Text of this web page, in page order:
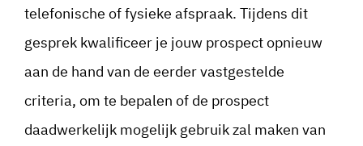
telefonische of fysieke afspraak. Tijdens dit
gesprek kwalificeer je jouw prospect opnieuw
aan de hand van de eerder vastgestelde
criteria, om te bepalen of de prospect
daadwerkelijk mogelijk gebruik zal maken van